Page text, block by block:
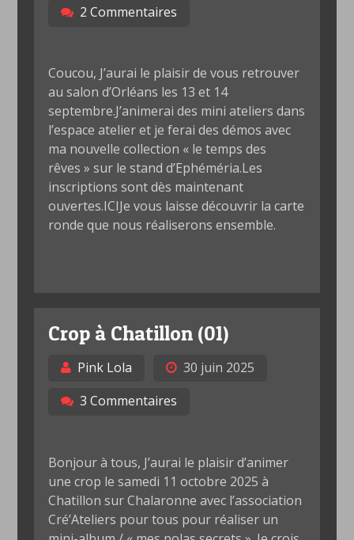
2 Commentaires
Coucou, J’aurai le plaisir de vous retrouver
au salon d’Orléans les 13 et 14
septembre.J’animerai des mini ateliers dans
l’espace atelier et je ferai des démos avec
ma nouvelle collection « le temps des
rêves » sur le stand d’Ephéméria.Les
inscriptions sont dès maintenant
ouvertes.ICIJe vous laisse découvrir la carte
ronde que nous réaliserons ensemble.
Crop à Chatillon (01)
Pink Lola
30 juin 2025
3 Commentaires
Bonjour à tous, J’aurai le plaisir d’animer
une crop le samedi 11 octobre 2025 à
Chatillon sur Chalaronne avec l’association
Cré’Ateliers pour tous pour réaliser un